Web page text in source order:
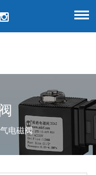
电磁阀